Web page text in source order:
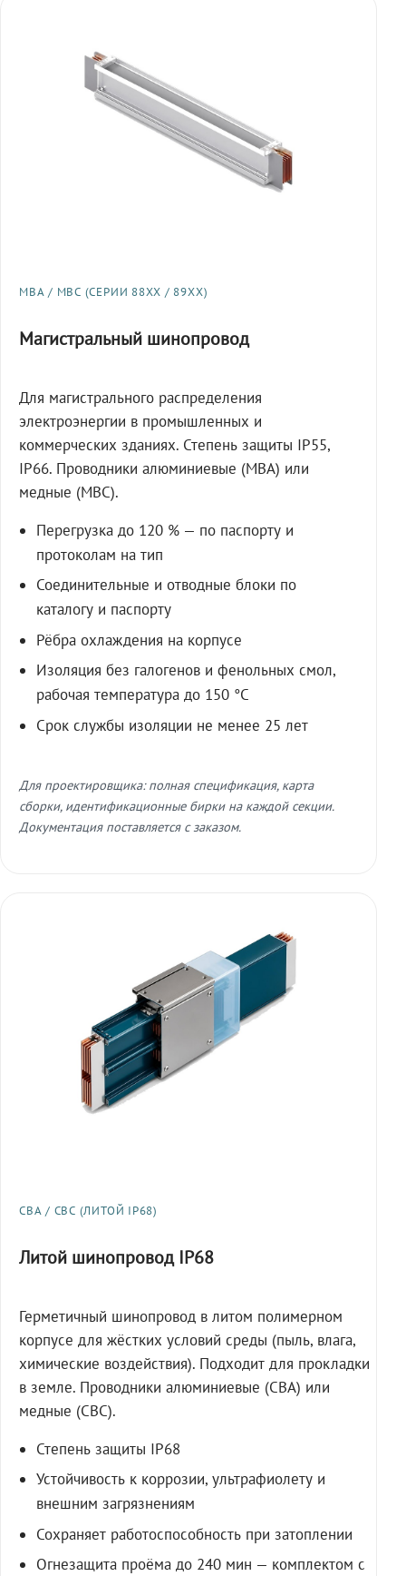
МВА / МВС (СЕРИИ 88XX / 89XX)
Магистральный шинопровод
Для магистрального распределения
электроэнергии в промышленных и
коммерческих зданиях. Степень защиты IP55,
IP66. Проводники алюминиевые (МВА) или
медные (МВС).
Перегрузка до 120 % — по паспорту и
протоколам на тип
Соединительные и отводные блоки по
каталогу и паспорту
Рёбра охлаждения на корпусе
Изоляция без галогенов и фенольных смол,
рабочая температура до 150 °C
Срок службы изоляции не менее 25 лет
Для проектировщика: полная спецификация, карта
сборки, идентификационные бирки на каждой секции.
Документация поставляется с заказом.
СВА / СВС (ЛИТОЙ IP68)
Литой шинопровод IP68
Герметичный шинопровод в литом полимерном
корпусе для жёстких условий среды (пыль, влага,
химические воздействия). Подходит для прокладки
в земле. Проводники алюминиевые (СВА) или
медные (СВС).
Степень защиты IP68
Устойчивость к коррозии, ультрафиолету и
внешним загрязнениям
Сохраняет работоспособность при затоплении
Огнезащита проёма до 240 мин — комплектом с